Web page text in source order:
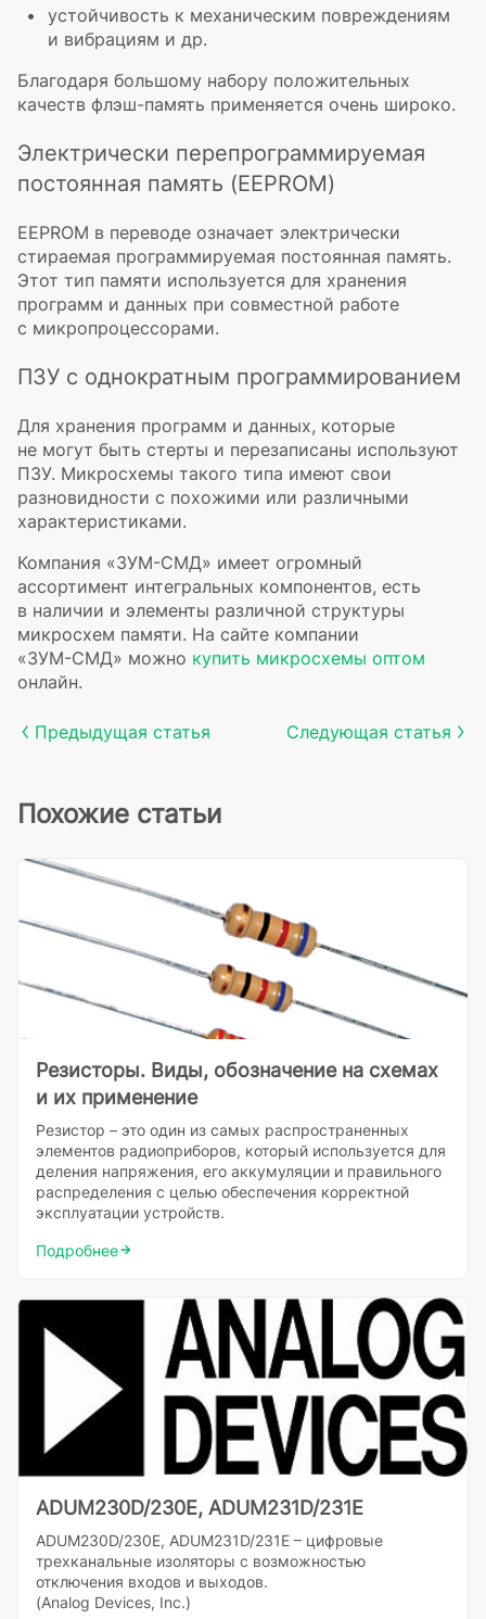
устойчивость к механическим повреждениям
и вибрациям и др.
Благодаря большому набору положительных
качеств флэш-память применяется очень широко.
Электрически перепрограммируемая
постоянная память (EEPROM)
EEPROM в переводе означает электрически
стираемая программируемая постоянная память.
Этот тип памяти используется для хранения
программ и данных при совместной работе
с микропроцессорами.
ПЗУ с однократным программированием
Для хранения программ и данных, которые
не могут быть стерты и перезаписаны используют
ПЗУ. Микросхемы такого типа имеют свои
разновидности с похожими или различными
характеристиками.
Компания «ЗУМ-СМД» имеет огромный
ассортимент интегральных компонентов, есть
в наличии и элементы различной структуры
микросхем памяти. На сайте компании
«ЗУМ-СМД» можно купить микросхемы оптом
онлайн.
Предыдущая статья Следующая статья
Похожие статьи
Резисторы. Виды, обозначение на схемах
и их применение
Резистор – это один из самых распространенных
элементов радиоприборов, который используется для
деления напряжения, его аккумуляции и правильного
распределения с целью обеспечения корректной
эксплуатации устройств.
Подробнее
ADUM230D/230E, ADUM231D/231E
ADUM230D/230E, ADUM231D/231E – цифровые
трехканальные изоляторы c возможностью
отключения входов и выходов.
(Analog Devices, Inc.)